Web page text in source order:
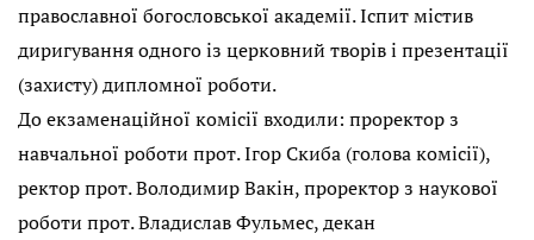
православної богословської академії. Іспит містив
диригування одного із церковний творів і презентації
(захисту) дипломної роботи.
До екзаменаційної комісії входили: проректор з
навчальної роботи прот. Ігор Скиба (голова комісії),
ректор прот. Володимир Вакін, проректор з наукової
роботи прот. Владислав Фульмес, декан